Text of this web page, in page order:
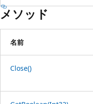
メソッド
名前
Close()